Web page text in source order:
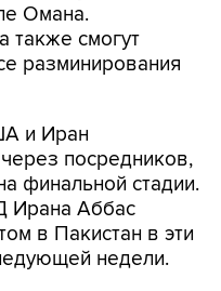
разминирования
и Иран
финальной стадии.
Ирана Аббас
в Пакистан в эти
недели.
что Тегеран и